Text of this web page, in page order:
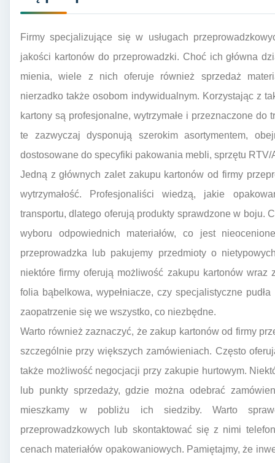
Firmy specjalizujące się w usługach
jakości kartonów do przeprowadzki. Choć ich główna
mienia, wiele z nich oferuje również sprzedaż
nierzadko także osobom indywidualnym. Korzystając z
kartony są profesjonalne, wytrzymałe i przeznaczone do
te zazwyczaj dysponują szerokim asortymentem,
dostosowane do specyfiki pakowania mebli, sprzętu
Jedną z głównych zalet zakupu kartonów od firmy
wytrzymałość. Profesjonaliści wiedzą, jakie
transportu, dlatego oferują produkty sprawdzone w boju.
wyboru odpowiednich materiałów, co jest
przeprowadzka lub pakujemy przedmioty o
niektóre firmy oferują możliwość zakupu kartonów wraz
folia bąbelkowa, wypełniacze, czy specjalistyczne
zaopatrzenie się we wszystko, co niezbędne.
Warto również zaznaczyć, że zakup kartonów od firmy
szczególnie przy większych zamówieniach. Często
także możliwość negocjacji przy zakupie hurtowym.
lub punkty sprzedaży, gdzie można odebrać
mieszkamy w pobliżu ich siedziby. Warto
przeprowadzkowych lub skontaktować się z nimi
cenach materiałów opakowaniowych. Pamiętajmy, że